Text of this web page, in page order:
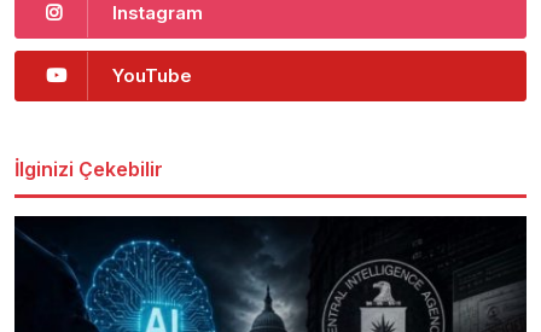
Instagram
YouTube
İlginizi Çekebilir